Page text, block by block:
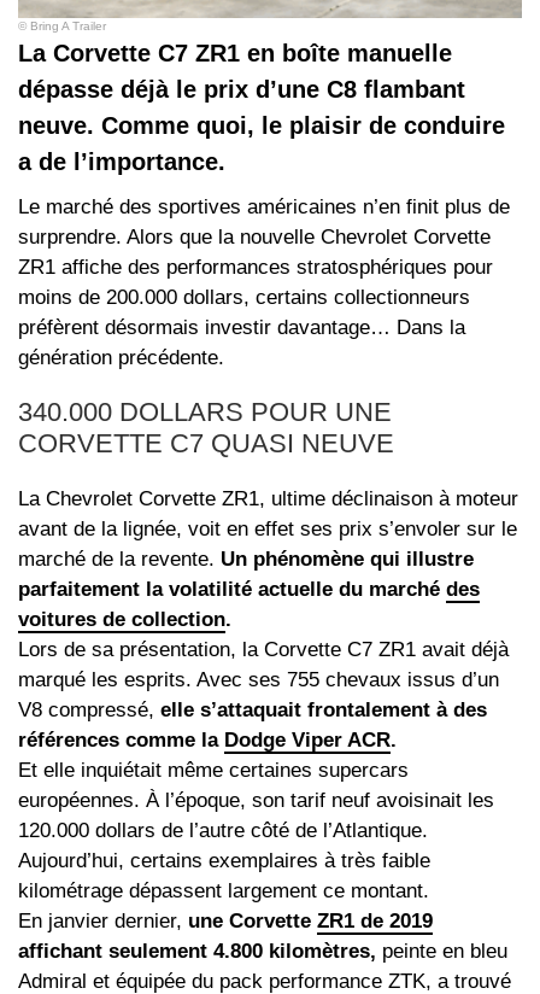
© Bring A Trailer
La Corvette C7 ZR1 en boîte manuelle
dépasse déjà le prix d’une C8 flambant
neuve. Comme quoi, le plaisir de conduire
a de l’importance.
Le marché des sportives américaines n’en finit plus de
surprendre. Alors que la nouvelle Chevrolet Corvette
ZR1 affiche des performances stratosphériques pour
moins de 200.000 dollars, certains collectionneurs
préfèrent désormais investir davantage… Dans la
génération précédente.
340.000 DOLLARS POUR UNE
CORVETTE C7 QUASI NEUVE
La Chevrolet Corvette ZR1, ultime déclinaison à moteur
avant de la lignée, voit en effet ses prix s’envoler sur le
marché de la revente. Un phénomène qui illustre
parfaitement la volatilité actuelle du marché des
voitures de collection.
Lors de sa présentation, la Corvette C7 ZR1 avait déjà
marqué les esprits. Avec ses 755 chevaux issus d’un
V8 compressé, elle s’attaquait frontalement à des
références comme la Dodge Viper ACR.
Et elle inquiétait même certaines supercars
européennes. À l’époque, son tarif neuf avoisinait les
120.000 dollars de l’autre côté de l’Atlantique.
Aujourd’hui, certains exemplaires à très faible
kilométrage dépassent largement ce montant.
En janvier dernier, une Corvette ZR1 de 2019
affichant seulement 4.800 kilomètres, peinte en bleu
Admiral et équipée du pack performance ZTK, a trouvé